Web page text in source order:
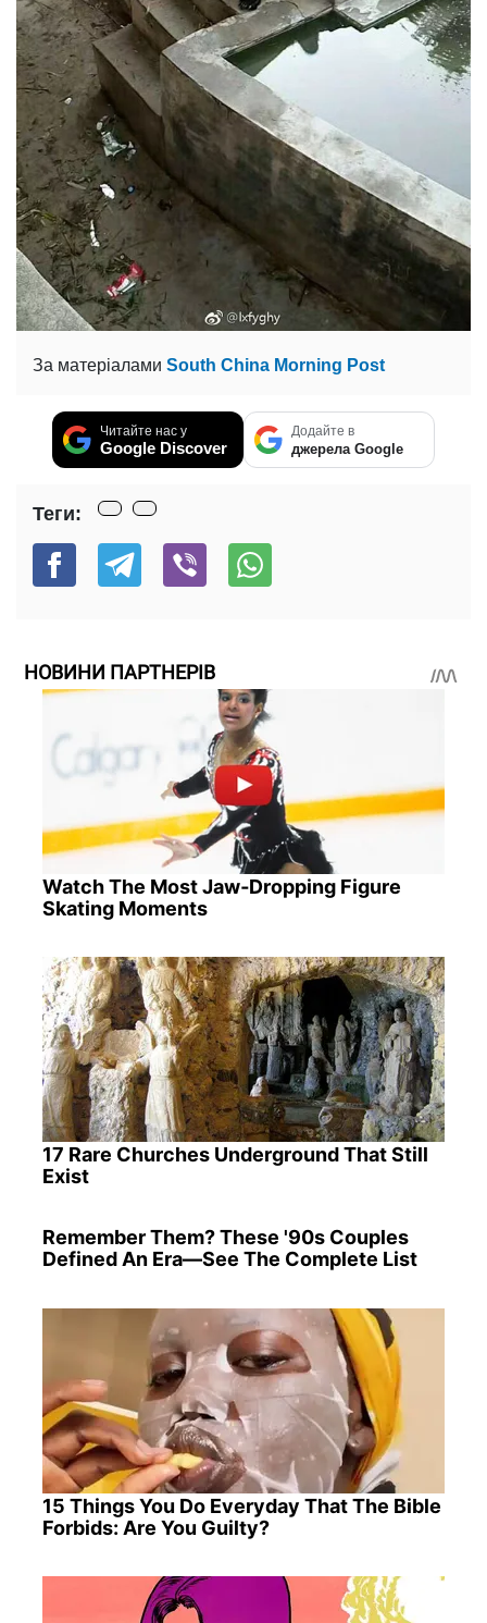
За матеріалами South China Morning Post
Читайте нас у
Google Discover
Додайте в
джерела Google
Теги:
НОВИНИ ПАРТНЕРІВ
Watch The Most Jaw‑Dropping Figure
Skating Moments
17 Rare Churches Underground That Still
Exist
Remember Them? These '90s Couples
Defined An Era—See The Complete List
15 Things You Do Everyday That The Bible
Forbids: Are You Guilty?